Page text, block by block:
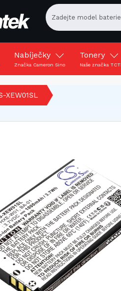
Nabíječky
Značka Cameron Sino
Tonery
Naše značka
XEW01SL